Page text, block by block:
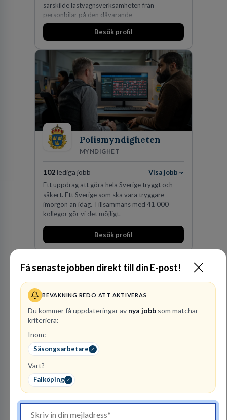
Få senaste jobben direkt till din E-post!
BEVAKNING REDO ATT AKTIVERAS
Du kommer få uppdateringar av nya jobb som matchar
kriteriera:
Inom:
Säsongsarbetare
Vart?
Falköping
särskilde lastvagnsverksamheten från
personbilar på den dåvarande
huvudanläggningen i Värnamo. Sedan dess har
man expanderat kraftigt genom ett antal
den största privata återförsäljaren av Volvo
Lastvagnar och finns representerade på 20
orter i södra Sverige.
Besök profil
Polismyndigheten
MYNDIGHET
102lediga jobb
Visa jobb
Ett uppdrag att göra hela Sverige tryggt och
säkert. Ett Sverige som ska vara tryggare
imorgon än idag. Tillsammans med 41 000
kollegor gör vi det möjligt.
Besök profil
ENERGI
301lediga jobb
Hos oss på Vattenfall får du möjlighet att ta
stegen som driver dig och utvecklingen framåt.
En av våra främsta utmaningar är att hitta nya,
effektiva och förnybara energikällor för